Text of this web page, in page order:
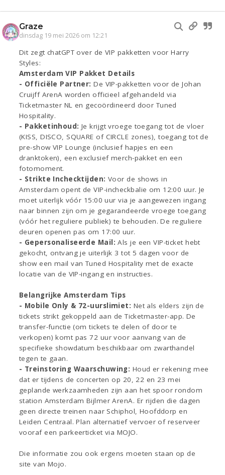
Graze
dinsdag 19 mei 2026 om 12:21
Dit zegt chatGPT over de VIP pakketten voor Harry
Styles:
Amsterdam VIP Pakket Details
- Officiële Partner: De VIP-pakketten voor de Johan
Cruijff ArenA worden officieel afgehandeld via
Ticketmaster NL en gecoördineerd door Tuned
Hospitality.
- Pakketinhoud: Je krijgt vroege toegang tot de vloer
(KISS, DISCO, SQUARE of CIRCLE zones), toegang tot de
pre-show VIP Lounge (inclusief hapjes en een
dranktoken), een exclusief merch-pakket en een
fotomoment.
- Strikte Inchecktijden: Voor de shows in
Amsterdam opent de VIP-incheckbalie om 12:00 uur. Je
moet uiterlijk vóór 15:00 uur via je aangewezen ingang
naar binnen zijn om je gegarandeerde vroege toegang
(vóór het reguliere publiek) te behouden. De reguliere
deuren openen pas om 17:00 uur.
- Gepersonaliseerde Mail: Als je een VIP-ticket hebt
gekocht, ontvang je uiterlijk 3 tot 5 dagen voor de
show een mail van Tuned Hospitality met de exacte
locatie van de VIP-ingang en instructies.
Belangrijke Amsterdam Tips
- Mobile Only & 72-uurslimiet: Net als elders zijn de
tickets strikt gekoppeld aan de Ticketmaster-app. De
transfer-functie (om tickets te delen of door te
verkopen) komt pas 72 uur voor aanvang van de
specifieke showdatum beschikbaar om zwarthandel
tegen te gaan.
- Treinstoring Waarschuwing: Houd er rekening mee
dat er tijdens de concerten op 20, 22 en 23 mei
geplande werkzaamheden zijn aan het spoor rondom
station Amsterdam Bijlmer ArenA. Er rijden die dagen
geen directe treinen naar Schiphol, Hoofddorp en
Leiden Centraal. Plan alternatief vervoer of reserveer
vooraf een parkeerticket via MOJO.
Die informatie zou ook ergens moeten staan op de
site van Mojo.